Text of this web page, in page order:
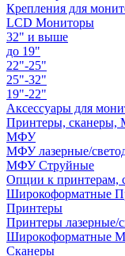
Крепления для
LCD Мониторы
32" и выше
до 19"
22"-25"
25"-32"
19"-22"
Аксессуары для
Принтеры,
МФУ
МФУ лазерные/
МФУ Струйные
Опции к принтерам,
Широкоформатные
Принтеры
Принтеры лазерные/
Широкоформатные
Сканеры